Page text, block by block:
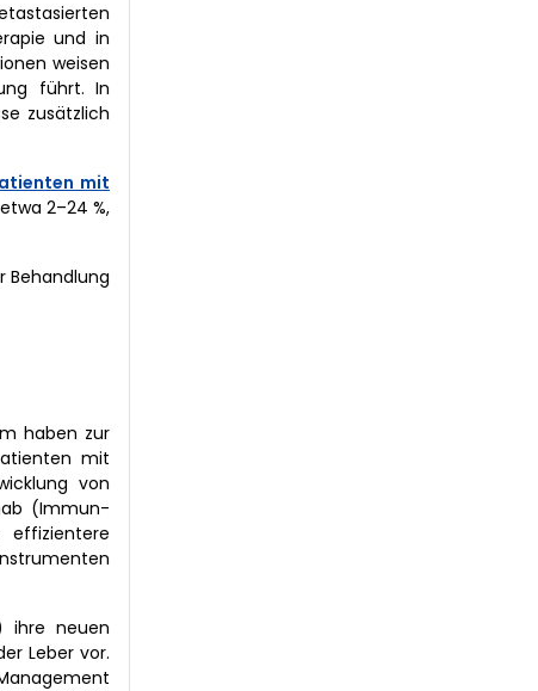
und in
weisen
führt. In
zusätzlich
mit
2–24 %,
Behandlung
haben zur
mit
von
(Immun-
effizientere
ihre neuen
Leber vor.